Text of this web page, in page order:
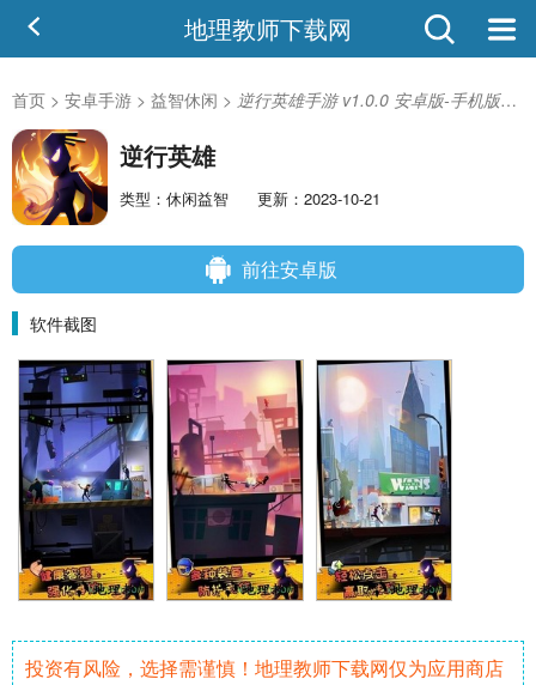
地理教师下载网
首页 > 安卓手游 > 益智休闲 > 逆行英雄手游 v1.0.0 安卓版-手机版下载
逆行英雄
类型：休闲益智 更新：2023-10-21
前往安卓版
软件截图
投资有风险，选择需谨慎！地理教师下载网仅为应用商店